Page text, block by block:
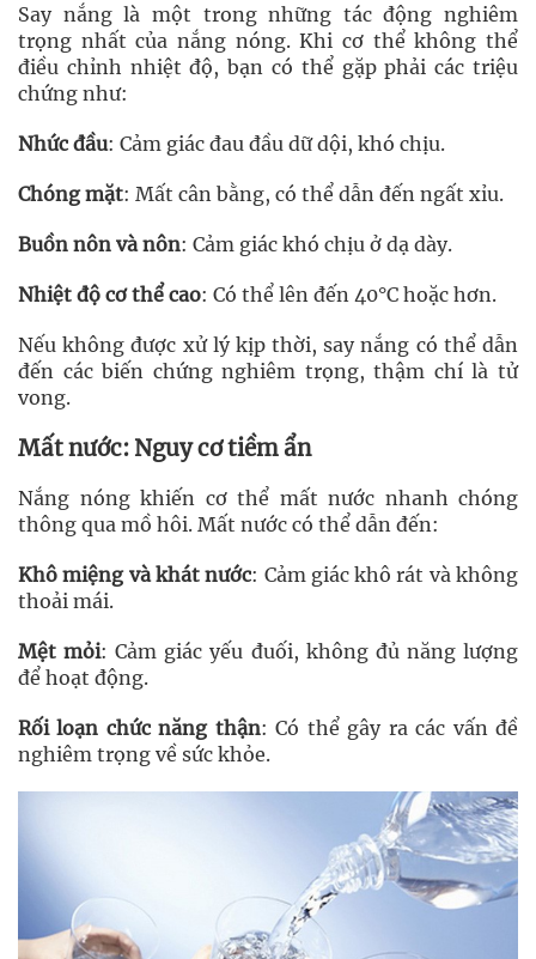
Say nắng là một trong những tác động nghiêm
trọng nhất của nắng nóng. Khi cơ thể không thể
điều chỉnh nhiệt độ, bạn có thể gặp phải các triệu
chứng như:
Nhức đầu: Cảm giác đau đầu dữ dội, khó chịu.
Chóng mặt: Mất cân bằng, có thể dẫn đến ngất xỉu.
Buồn nôn và nôn: Cảm giác khó chịu ở dạ dày.
Nhiệt độ cơ thể cao: Có thể lên đến 40°C hoặc hơn.
Nếu không được xử lý kịp thời, say nắng có thể dẫn
đến các biến chứng nghiêm trọng, thậm chí là tử
vong.
Mất nước: Nguy cơ tiềm ẩn
Nắng nóng khiến cơ thể mất nước nhanh chóng
thông qua mồ hôi. Mất nước có thể dẫn đến:
Khô miệng và khát nước: Cảm giác khô rát và không
thoải mái.
Mệt mỏi: Cảm giác yếu đuối, không đủ năng lượng
để hoạt động.
Rối loạn chức năng thận: Có thể gây ra các vấn đề
nghiêm trọng về sức khỏe.